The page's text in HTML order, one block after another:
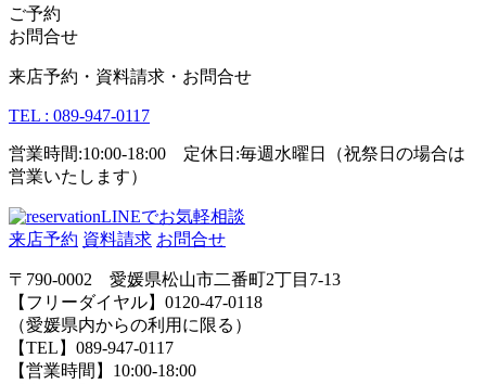
ご予約
お問合せ
来店予約・資料請求・お問合せ
TEL : 089-947-0117
営業時間:10:00-18:00 定休日:毎週水曜日（祝祭日の場合は
営業いたします）
LINEでお気軽相談
来店予約 資料請求 お問合せ
〒790-0002 愛媛県松山市二番町2丁目7-13
【フリーダイヤル】0120-47-0118
（愛媛県内からの利用に限る）
【TEL】089-947-0117
【営業時間】10:00-18:00